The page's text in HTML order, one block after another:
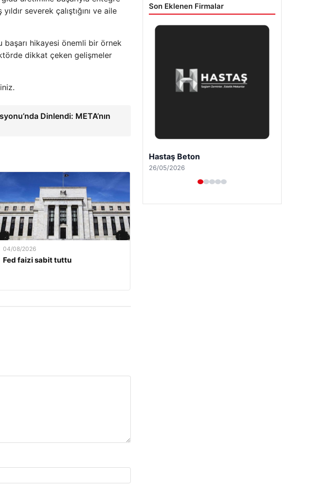
severek çalıştığını ve aile
başarı hikayesi önemli bir örnek
dikkat çeken gelişmeler
Dinlendi: META’nın
04/08/2026
Fed faizi sabit tuttu
Son Eklenen Firmalar
Enes Kaplan Avukatlık Bürosu
28/04/2026